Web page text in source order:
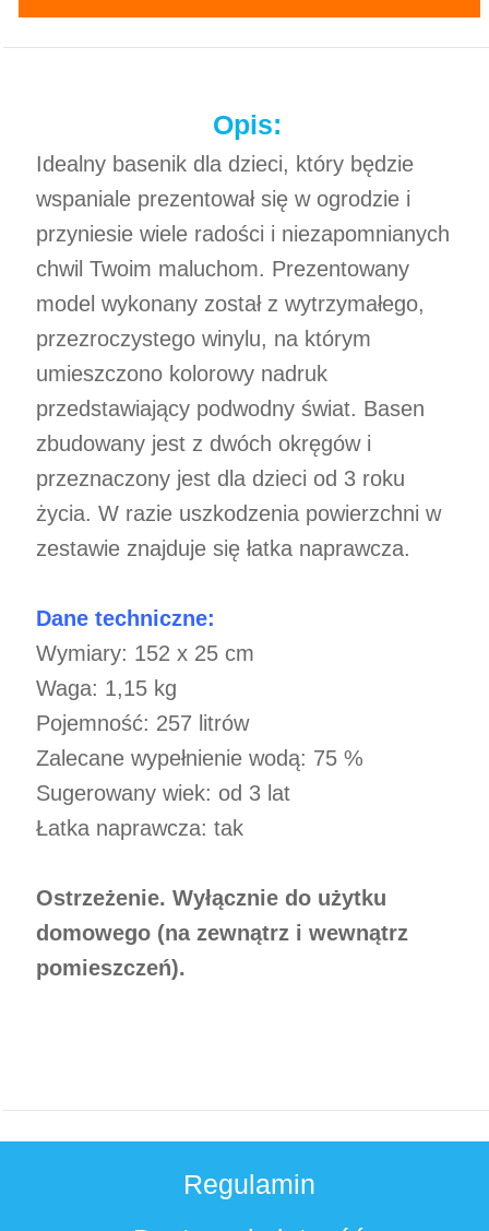
Opis:
Idealny basenik dla dzieci, który będzie
wspaniale prezentował się w ogrodzie i
przyniesie wiele radości i niezapomnianych
chwil Twoim maluchom. Prezentowany
model wykonany został z wytrzymałego,
przezroczystego winylu, na którym
umieszczono kolorowy nadruk
przedstawiający podwodny świat. Basen
zbudowany jest z dwóch okręgów i
przeznaczony jest dla dzieci od 3 roku
życia. W razie uszkodzenia powierzchni w
zestawie znajduje się łatka naprawcza.
Dane techniczne:
Wymiary: 152 x 25 cm
Waga: 1,15 kg
Pojemność: 257 litrów
Zalecane wypełnienie wodą: 75 %
Sugerowany wiek: od 3 lat
Łatka naprawcza: tak
Ostrzeżenie. Wyłącznie do użytku
domowego (na zewnątrz i wewnątrz
pomieszczeń).
Regulamin